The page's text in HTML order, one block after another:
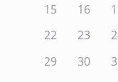
15
16
22
23
29
30